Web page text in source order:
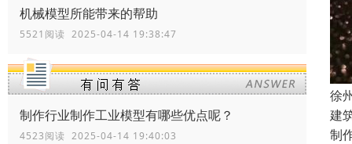
机械模型所能带来的帮助
5521阅读 2025-04-14 19:38:47
制作行业制作工业模型有哪些优点呢？
4523阅读 2025-04-14 19:40:03
徐
建
制